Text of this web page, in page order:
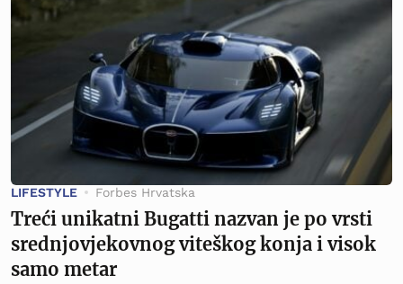
LIFESTYLE Forbes Hrvatska
Treći unikatni Bugatti nazvan je po vrsti
srednjovjekovnog viteškog konja i visok
samo metar